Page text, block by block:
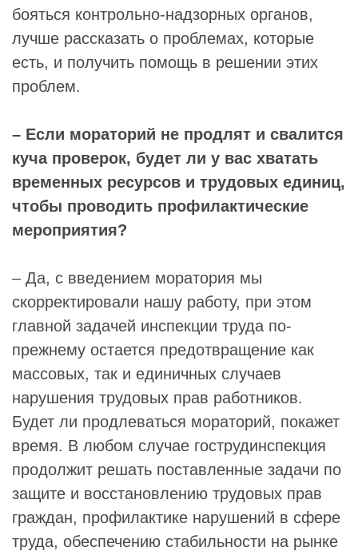
бояться контрольно-надзорных органов,
лучше рассказать о проблемах, которые
есть, и получить помощь в решении этих
проблем.
– Если мораторий не продлят и свалится
куча проверок, будет ли у вас хватать
временных ресурсов и трудовых единиц,
чтобы проводить профилактические
мероприятия?
– Да, с введением моратория мы
скорректировали нашу работу, при этом
главной задачей инспекции труда по-
прежнему остается предотвращение как
массовых, так и единичных случаев
нарушения трудовых прав работников.
Будет ли продлеваться мораторий, покажет
время. В любом случае гострудинспекция
продолжит решать поставленные задачи по
защите и восстановлению трудовых прав
граждан, профилактике нарушений в сфере
труда, обеспечению стабильности на рынке